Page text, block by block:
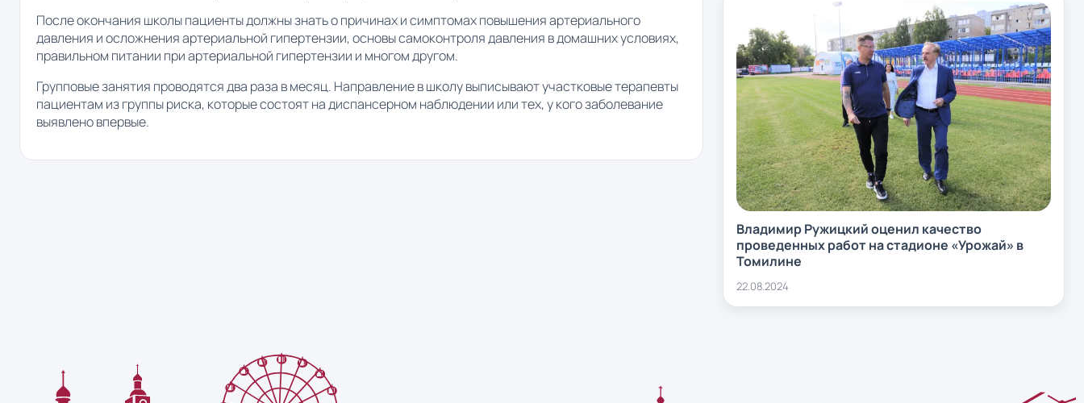
После окончания школы пациенты должны знать о причинах и симптомах повышения артериального
давления и осложнения артериальной гипертензии, основы самоконтроля давления в домашних условиях,
правильном питании при артериальной гипертензии и многом другом.
Групповые занятия проводятся два раза в месяц. Направление в школу выписывают участковые терапевты
пациентам из группы риска, которые состоят на диспансерном наблюдении или тех, у кого заболевание
выявлено впервые.
Владимир Ружицкий оценил качество
проведенных работ на стадионе «Урожай» в
Томилине
22.08.2024